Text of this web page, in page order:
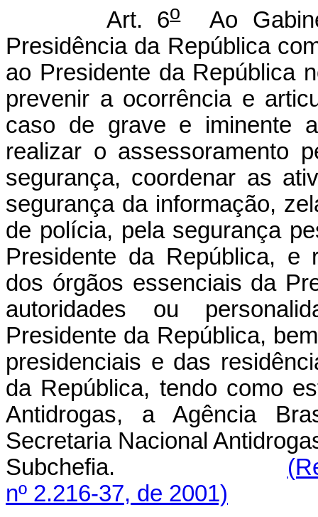
Art. 6oAo
Presidência da República
ao Presidente da República
prevenir a ocorrência e
caso de grave e iminente
realizar o assessoramento
segurança, coordenar as
segurança da informação,
de polícia, pela segurança
Presidente da República, e
dos órgãos essenciais da
autoridades ou
Presidente da República,
presidenciais e das
da República, tendo como
Antidrogas, a Agência
Secretaria Nacional
Subchefia.
nº 2.216-37, de 2001)